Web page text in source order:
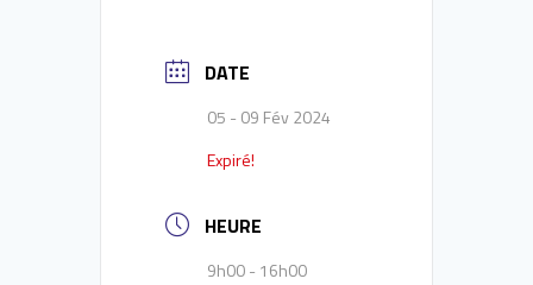
DATE
05 - 09 Fév 2024
Expiré!
HEURE
9h00 - 16h00